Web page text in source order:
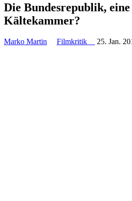
Die Bundes­re­publik,
Kältekammer?
Marko Martin Filmkritik 25. Jan.